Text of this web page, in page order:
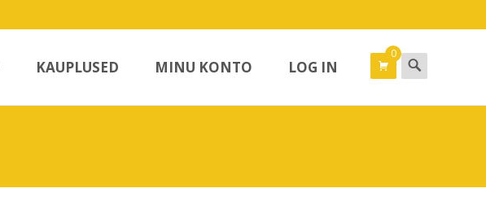
KAUPLUSED MINU KONTO LOG IN
0 Search
for: